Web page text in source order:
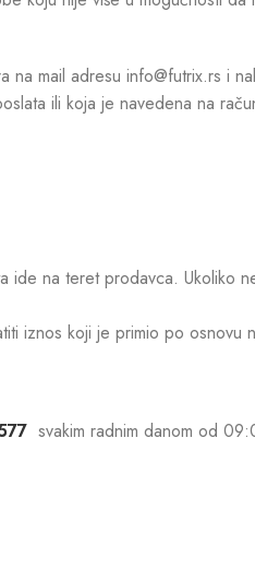
mail adresu info@futrix.rs i
ili koja je navedena na
ide na teret prodavca. Ukoliko
iznos koji je primio po osnovu
svakim radnim danom od